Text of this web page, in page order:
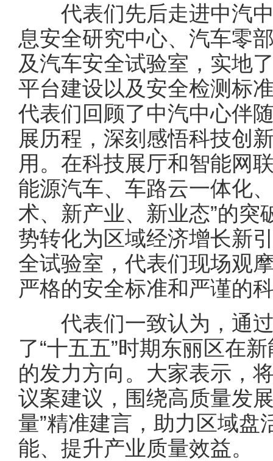
代表们先后走进中汽中
息安全研究中心、汽车零
及汽车安全试验室，实地
平台建设以及安全检测标
代表们回顾了中汽中心伴
展历程，深刻感悟科技创
用。在科技展厅和智能网
能源汽车、车路云一体化
术、新产业、新业态”的突
势转化为区域经济增长新
全试验室，代表们现场观
严格的安全标准和严谨的
代表们一致认为，通过
了“十五五”时期东丽区在
的发力方向。大家表示，
议案建议，围绕高质量发
量”精准建言，助力区域盘
能、提升产业质量效益。